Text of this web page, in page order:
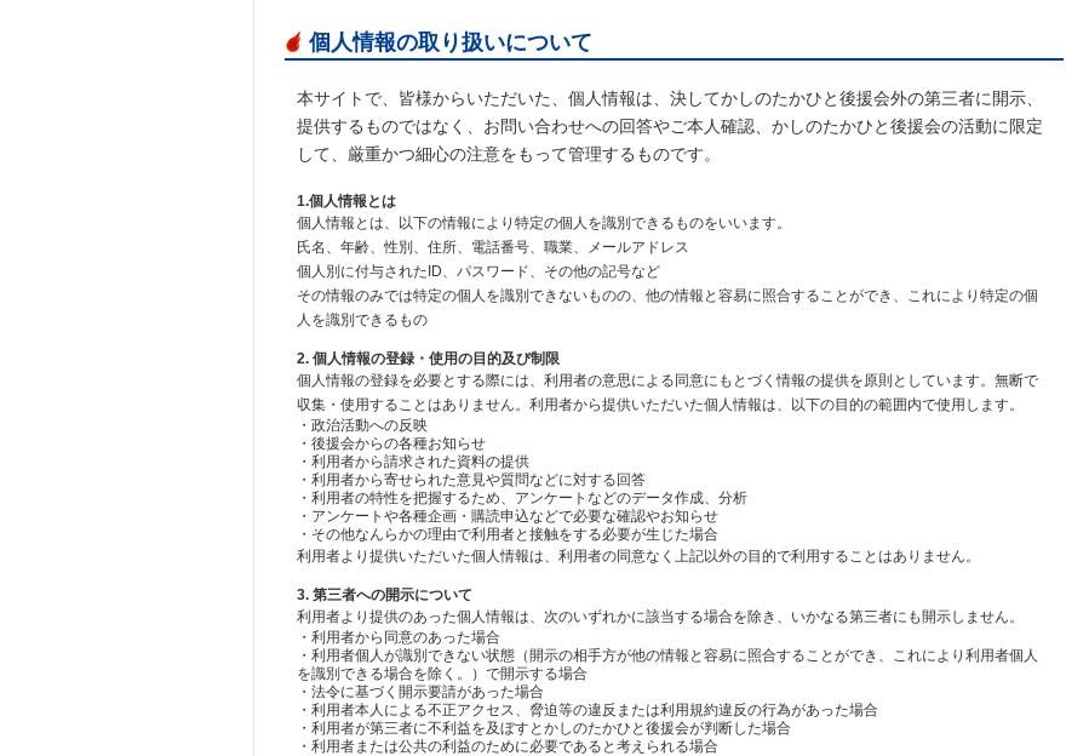
個人情報の取り扱いについて
本サイトで、皆様からいただいた、個人情報は、決してかしのたかひと後援会外の第三者に開示、
提供するものではなく、お問い合わせへの回答やご本人確認、かしのたかひと後援会の活動に限定
して、厳重かつ細心の注意をもって管理するものです。
1.個人情報とは
個人情報とは、以下の情報により特定の個人を識別できるものをいいます。
氏名、年齢、性別、住所、電話番号、職業、メールアドレス
個人別に付与されたID、パスワード、その他の記号など
その情報のみでは特定の個人を識別できないものの、他の情報と容易に照合することができ、これにより特定の個
人を識別できるもの
2. 個人情報の登録・使用の目的及び制限
個人情報の登録を必要とする際には、利用者の意思による同意にもとづく情報の提供を原則としています。無断で
収集・使用することはありません。利用者から提供いただいた個人情報は、以下の目的の範囲内で使用します。
・政治活動への反映
・後援会からの各種お知らせ
・利用者から請求された資料の提供
・利用者から寄せられた意見や質問などに対する回答
・利用者の特性を把握するため、アンケートなどのデータ作成、分析
・アンケートや各種企画・購読申込などで必要な確認やお知らせ
・その他なんらかの理由で利用者と接触をする必要が生じた場合
利用者より提供いただいた個人情報は、利用者の同意なく上記以外の目的で利用することはありません。
3. 第三者への開示について
利用者より提供のあった個人情報は、次のいずれかに該当する場合を除き、いかなる第三者にも開示しません。
・利用者から同意のあった場合
・利用者個人が識別できない状態（開示の相手方が他の情報と容易に照合することができ、これにより利用者個人
を識別できる場合を除く。）で開示する場合
・法令に基づく開示要請があった場合
・利用者本人による不正アクセス、脅迫等の違反または利用規約違反の行為があった場合
・利用者が第三者に不利益を及ぼすとかしのたかひと後援会が判断した場合
・利用者または公共の利益のために必要であると考えられる場合